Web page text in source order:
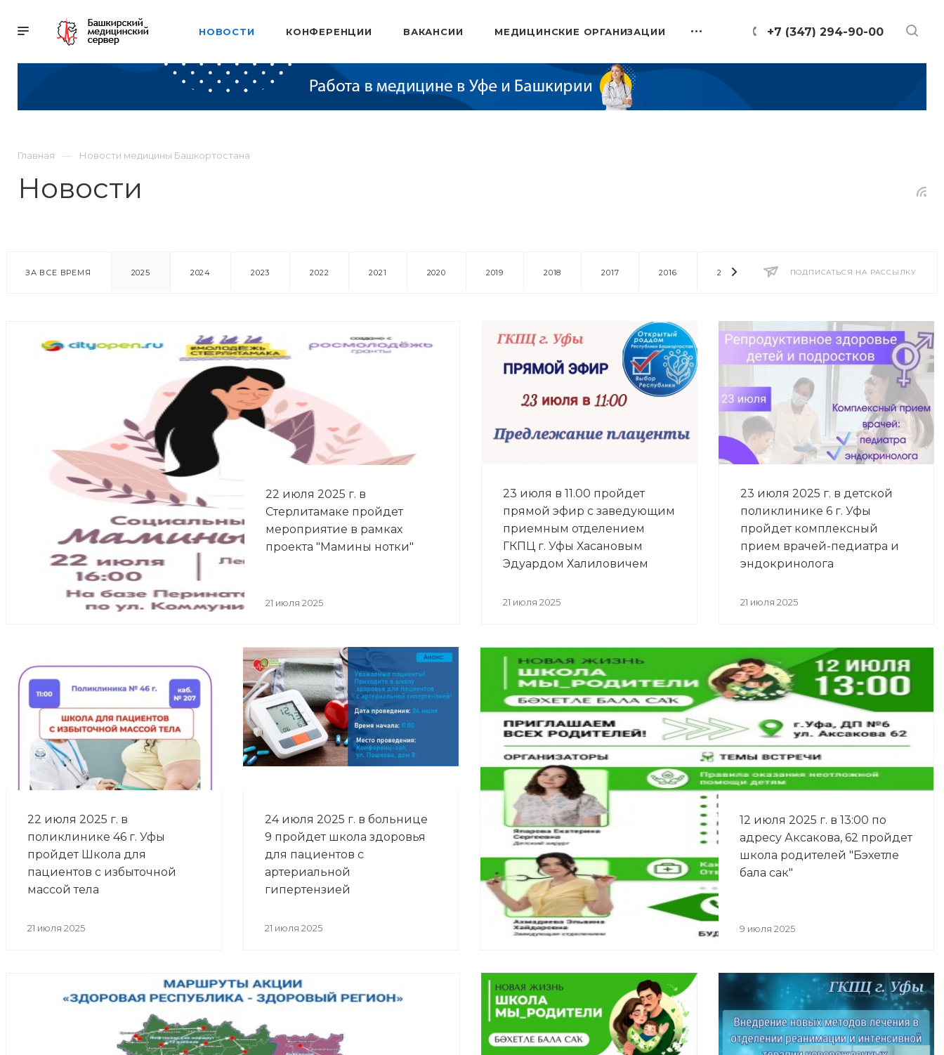
+7 (347) 294-90-00
НОВОСТИ КОНФЕРЕНЦИИ ВАКАНСИИ МЕДИЦИНСКИЕ ОРГАНИЗАЦИИ
Главная Новости медицины Башкортостана
Новости
ПОДПИСАТЬСЯ НА РАССЫЛКУ
ЗА ВСЕ ВРЕМЯ 2025 2024 2023 2022 2021 2020 2019 2018 2017 2016 2014 2013 2012 2011
22 июля 2025 г. в
Стерлитамаке пройдет
мероприятие в рамках
проекта "Мамины нотки"
21 июля 2025
23 июля в 11.00 пройдет
прямой эфир с заведующим
приемным отделением
ГКПЦ г. Уфы Хасановым
Эдуардом Халиловичем
21 июля 2025
23 июля 2025 г. в детской
поликлинике 6 г. Уфы
пройдет комплексный
прием врачей-педиатра и
эндокринолога
21 июля 2025
22 июля 2025 г. в
поликлинике 46 г. Уфы
пройдет Школа для
пациентов с избыточной
массой тела
21 июля 2025
24 июля 2025 г. в больнице
9 пройдет школа здоровья
для пациентов с
артериальной
гипертензией
21 июля 2025
12 июля 2025 г. в 13:00 по
адресу Аксакова, 62 пройдет
школа родителей "Бэхетле
бала сак"
9 июля 2025